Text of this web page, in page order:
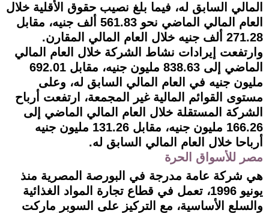
المالي السابق له، فيما بلغ نصيب حقوق الأقلية خلال
العام المالي الماضي نحو 561.83 ألف جنيه، مقابل
271.28 ألف جنيه خلال العام المالي المقارن.
وارتفعت إيرادات نشاط الشركة خلال العام المالي
الماضي إلى 838.63 مليون جنيه، مقابل 692.01
مليون جنيه في العام المالي السابق له، وعلى
مستوى القوائم المالية غير المجمعة، ارتفعت أرباح
الشركة المستقلة خلال العام المالي الماضي إلى
166.26 مليون جنيه، مقابل 131.26 مليون جنيه
أرباحا خلال العام المالي السابق له.
مصر للأسواق الحرة
هي شركة عامة مدرجة في البورصة المصرية منذ
يونيو 1996، تعمل في قطاع تجارة المواد الغذائية
والسلع الأساسية، مع التركيز على السوبر ماركت